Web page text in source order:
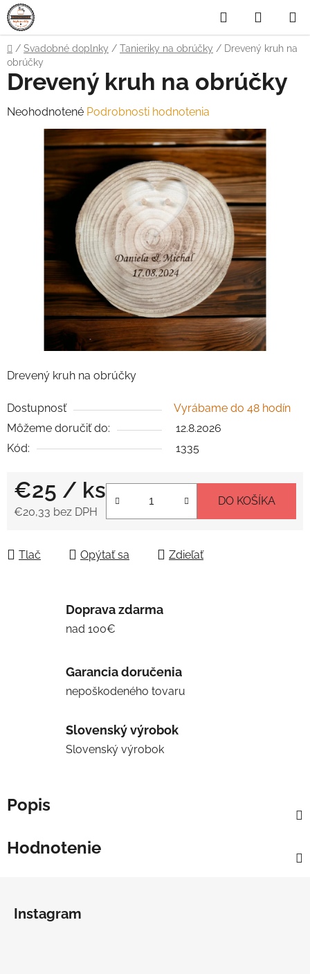
Prejsť
na
obsah
Hľadať
KOŠÍK
Domov
/ Svadobné doplnky / Tanieriky na obrúčky / Drevený kruh na
obrúčky
Drevený kruh na obrúčky
Dostupnosť
Vyrábame do 48 hodín
Môžeme doručiť do:
12.8.2026
Kód:
1335
€25 / ks
€20,33 bez DPH
DO KOŠÍKA
Tlač Opýtať sa Zdieľať
Drevený kruh na obrúčky
Priemerné
hodnotenie
produktu
hviezdičiek.
Neohodnotené Podrobnosti hodnotenia
Doprava zdarma
nad 100€
Garancia doručenia
nepoškodeného tovaru
Slovenský výrobok
Slovenský výrobok
Popis
Hodnotenie
Instagram